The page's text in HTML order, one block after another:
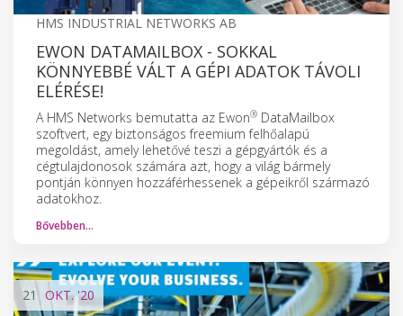
HMS INDUSTRIAL NETWORKS AB
EWON DATAMAILBOX - SOKKAL
KÖNNYEBBÉ VÁLT A GÉPI ADATOK TÁVOLI
ELÉRÉSE!
A HMS Networks bemutatta az Ewon® DataMailbox
szoftvert, egy biztonságos freemium felhőalapú
megoldást, amely lehetővé teszi a gépgyártók és a
cégtulajdonosok számára azt, hogy a világ bármely
pontján könnyen hozzáférhessenek a gépeikről származó
adatokhoz.
Bővebben…
21 OKT.'20